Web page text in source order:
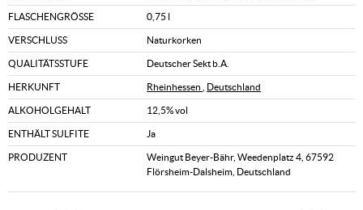
FLASCHENGRÖSSE 0,75 l
VERSCHLUSS Naturkorken
QUALITÄTSSTUFE Deutscher Sekt b.A.
HERKUNFT Rheinhessen Deutschland
ALKOHOLGEHALT 12,5% vol
ENTHÄLT SULFITE Ja
PRODUZENT
Weingut Beyer-Bähr, Weedenplatz 4, 67592
Flörsheim-Dalsheim, Deutschland